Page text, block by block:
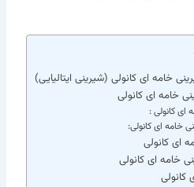
خامه ای کانولی (شیرینی ایتالیایی)
خامه ای کانولی
ای کانولی :
خامه ای کانولی:
ای کانولی
خامه ای کانولی
کانولی